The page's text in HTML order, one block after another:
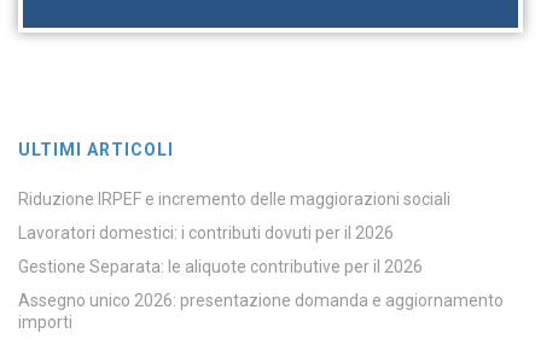
ULTIMI ARTICOLI
Riduzione IRPEF e incremento delle maggiorazioni sociali
Lavoratori domestici: i contributi dovuti per il 2026
Gestione Separata: le aliquote contributive per il 2026
Assegno unico 2026: presentazione domanda e aggiornamento
importi